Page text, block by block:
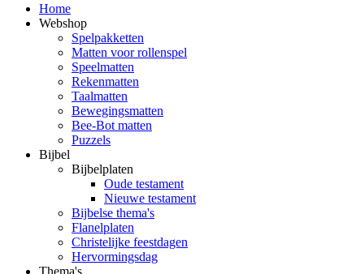
Home
Webshop
Spelpakketten
Matten voor rollenspel
Speelmatten
Rekenmatten
Taalmatten
Bewegingsmatten
Bee-Bot matten
Puzzels
Bijbel
Bijbelplaten
Oude testament
Nieuwe testament
Bijbelse thema's
Flanelplaten
Christelijke feestdagen
Hervormingsdag
Thema's